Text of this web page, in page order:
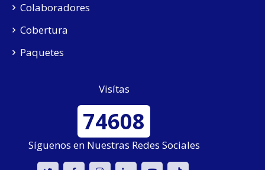
Colaboradores
Cobertura
Paquetes
Visítas
74608
Síguenos en Nuestras Redes Sociales